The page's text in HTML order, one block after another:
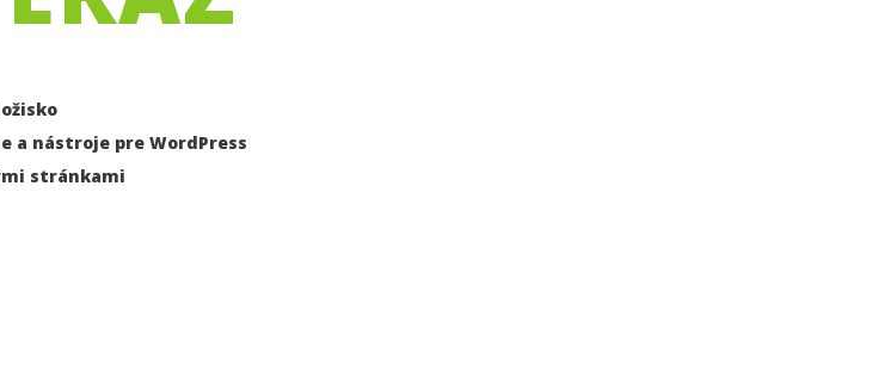
a nástroje pre WordPress
stránkami